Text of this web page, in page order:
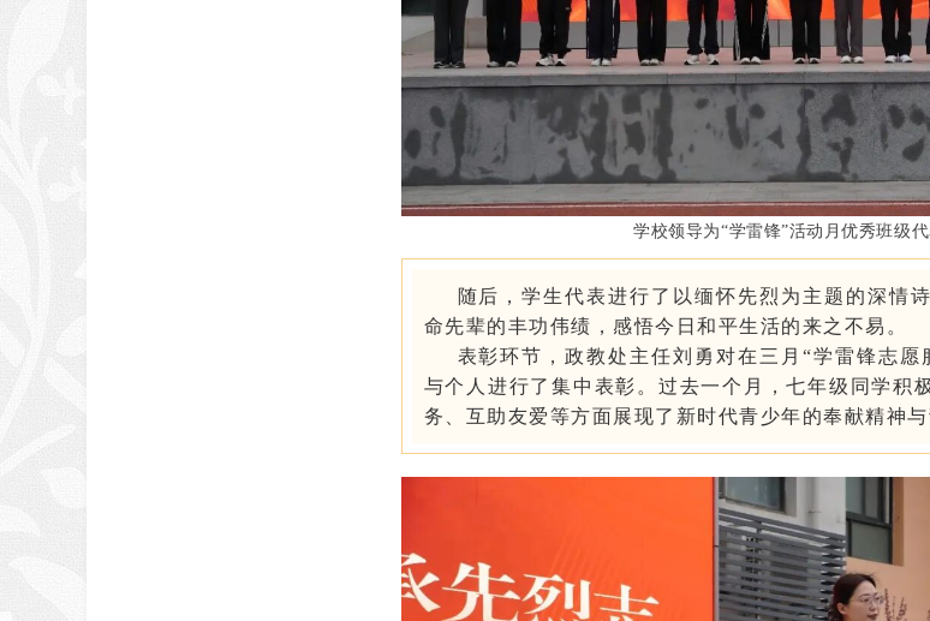
学校领导为“学雷锋”活动月优秀班级
随后，学生代表进行了以缅怀先烈为主题的深情
命先辈的丰功伟绩，感悟今日和平生活的来之不易。
表彰环节，政教处主任刘勇 对在三月“学雷锋志愿
与个人进行了集中表彰。过去一个月，七年级同学积
务、互助友爱等方面展现了新时代青少年的奉献精神与